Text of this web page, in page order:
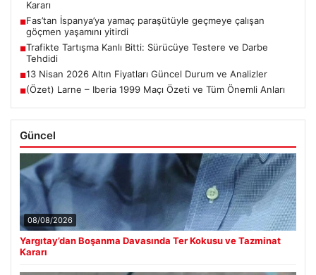
Kararı
■Fas’tan İspanya’ya yamaç paraşütüyle geçmeye çalışan
göçmen yaşamını yitirdi
■Trafikte Tartışma Kanlı Bitti: Sürücüye Testere ve Darbe
Tehdidi
■13 Nisan 2026 Altın Fiyatları Güncel Durum ve Analizler
■(Özet) Larne – Iberia 1999 Maçı Özeti ve Tüm Önemli Anları
Güncel
08/08/2026
Yargıtay’dan Boşanma Davasında Ter Kokusu ve Tazminat
Kararı